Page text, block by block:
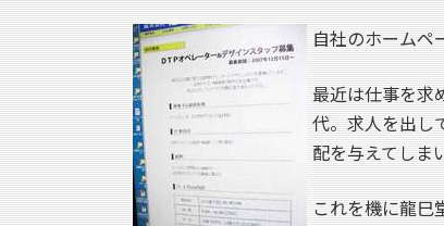
自社のホームペ
最近は仕事を求
代。求人を出し
配を与えてしま
これを機に龍巳